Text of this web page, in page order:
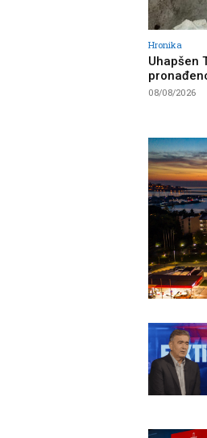
Hronika
Uhapšen
08/08/2026